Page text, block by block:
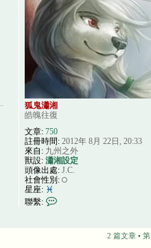
狐鬼瀟湘
皓魄往復
文章: 750
註冊時間:2012年 8月 22日, 20:33
來自:九州之外
獸設: 瀟湘設定
頭像出處:J.C.
社會性別:
星座:
聯繫:
2 篇文章 • 第